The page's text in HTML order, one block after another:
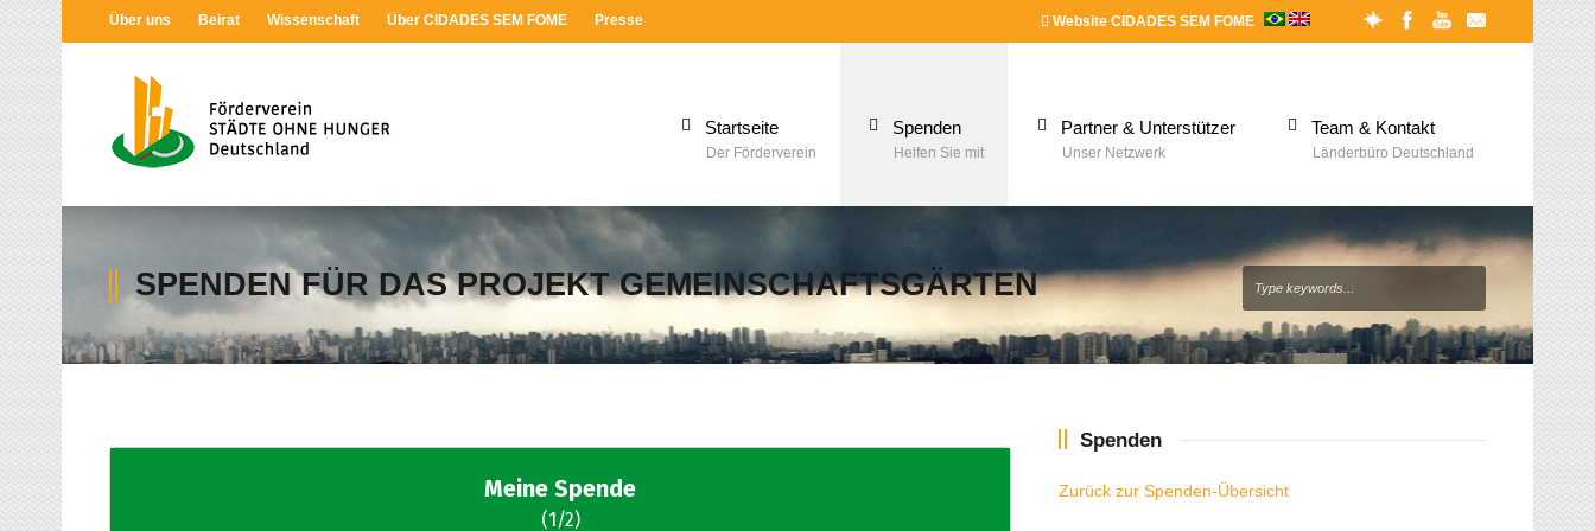
Über uns Beirat Wissenschaft Über CIDADES SEM FOME Presse Website CIDADES SEM FOME
Startseite
Der Förderverein
Spenden
Helfen Sie mit
Partner & Unterstützer
Unser Netzwerk
Team & Kontakt
Länderbüro Deutschland
SPENDEN FÜR DAS PROJEKT GEMEINSCHAFTSGÄRTEN
Spenden
Zurück zur Spenden-Übersicht